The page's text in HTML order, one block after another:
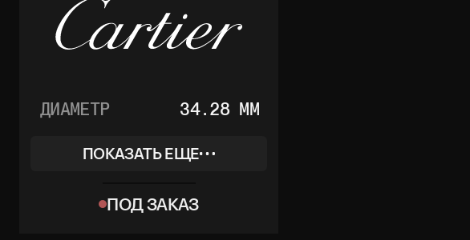
ДИАМЕТР 34.28 ММ
ПОКАЗАТЬ ЕЩЕ
ПОД ЗАКАЗ